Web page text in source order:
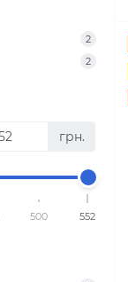
2
2
грн.
500 552